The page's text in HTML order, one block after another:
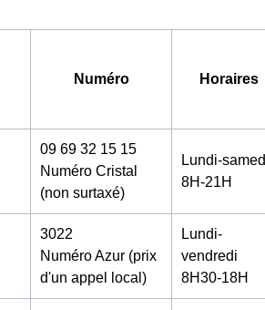
Numéro Horaires
09 69 32 15 15
Numéro Cristal
(non surtaxé)
Lundi-
8H-21H
3022
Numéro Azur (prix
d'un appel local)
Lundi-
vendredi
8H30-18H